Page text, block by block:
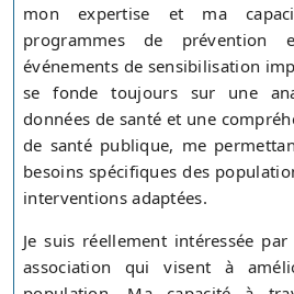
mon expertise et ma
programmes de
événements de sensibilisation
se fonde toujours sur une
données de santé et une
de santé publique, me
besoins spécifiques des
interventions adaptées.
Je suis réellement intéressée
association qui visent à